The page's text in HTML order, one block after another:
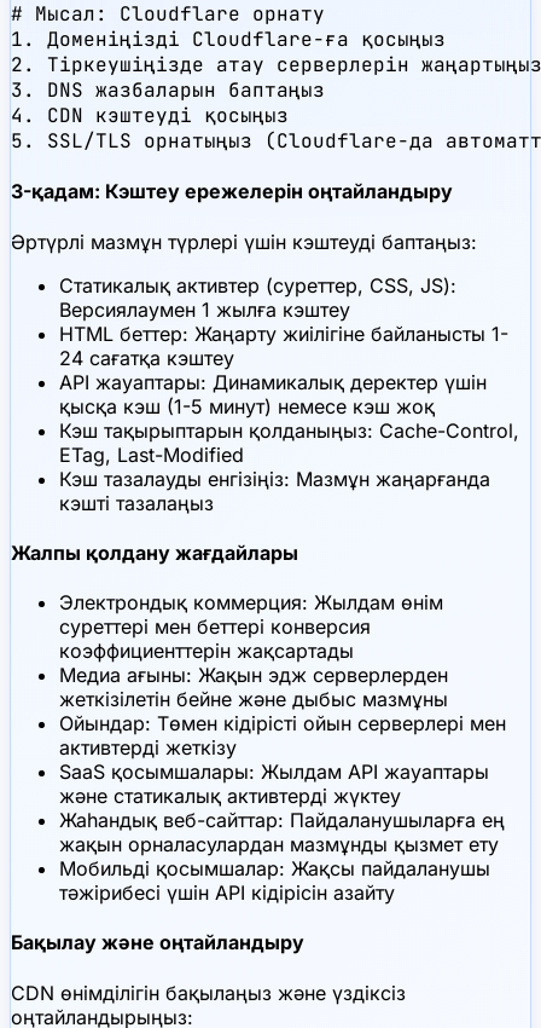
# Мысал: Cloudflare орнату
1. Доменіңізді Cloudflare-ға қосыңыз
2. Тіркеушіңізде атау серверлерін жаңартыңыз
3. DNS жазбаларын баптаңыз
4. CDN кэштеуді қосыңыз
5. SSL/TLS орнатыңыз (Cloudflare-да
3-қадам: Кэштеу ережелерін оңтайландыру
Әртүрлі мазмұн түрлері үшін кэштеуді баптаңыз:
Статикалық активтер (суреттер, CSS, JS):
Версиялаумен 1 жылға кэштеу
HTML беттер: Жаңарту жиілігіне байланысты 1-
24 сағатқа кэштеу
API жауаптары: Динамикалық деректер үшін
қысқа кэш (1-5 минут) немесе кэш жоқ
Кэш тақырыптарын қолданыңыз: Cache-Control,
ETag, Last-Modified
Кэш тазалауды енгізіңіз: Мазмұн жаңарғанда
кэшті тазалаңыз
Жалпы қолдану жағдайлары
Электрондық коммерция: Жылдам өнім
суреттері мен беттері конверсия
коэффициенттерін жақсартады
Медиа ағыны: Жақын эдж серверлерден
жеткізілетін бейне және дыбыс мазмұны
Ойындар: Төмен кідірісті ойын серверлері мен
активтерді жеткізу
SaaS қосымшалары: Жылдам API жауаптары
және статикалық активтерді жүктеу
Жаһандық веб-сайттар: Пайдаланушыларға ең
жақын орналасулардан мазмұнды қызмет ету
Мобильді қосымшалар: Жақсы пайдаланушы
тәжірибесі үшін API кідірісін азайту
Бақылау және оңтайландыру
CDN өнімділігін бақылаңыз және үздіксіз
оңтайландырыңыз: